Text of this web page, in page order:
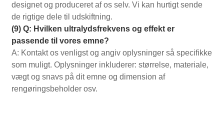
designet og produceret af os selv. Vi kan hurtigt sende
de rigtige dele til udskiftning.
(9) Q: Hvilken ultralydsfrekvens og effekt er
passende til vores emne?
A: Kontakt os venligst og angiv oplysninger så specifikke
som muligt. Oplysninger inkluderer: størrelse, materiale,
vægt og snavs på dit emne og dimension af
rengøringsbeholder osv.